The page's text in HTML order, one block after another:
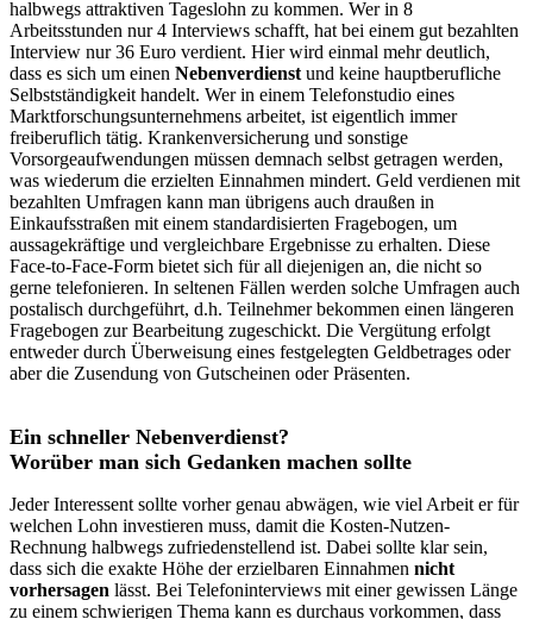
halbwegs attraktiven Tageslohn zu kommen. Wer in 8
Arbeitsstunden nur 4 Interviews schafft, hat bei einem gut bezahlten
Interview nur 36 Euro verdient. Hier wird einmal mehr deutlich,
dass es sich um einen Nebenverdienst und keine hauptberufliche
Selbstständigkeit handelt. Wer in einem Telefonstudio eines
Marktforschungsunternehmens arbeitet, ist eigentlich immer
freiberuflich tätig. Krankenversicherung und sonstige
Vorsorgeaufwendungen müssen demnach selbst getragen werden,
was wiederum die erzielten Einnahmen mindert. Geld verdienen mit
bezahlten Umfragen kann man übrigens auch draußen in
Einkaufsstraßen mit einem standardisierten Fragebogen, um
aussagekräftige und vergleichbare Ergebnisse zu erhalten. Diese
Face-to-Face-Form bietet sich für all diejenigen an, die nicht so
gerne telefonieren. In seltenen Fällen werden solche Umfragen auch
postalisch durchgeführt, d.h. Teilnehmer bekommen einen längeren
Fragebogen zur Bearbeitung zugeschickt. Die Vergütung erfolgt
entweder durch Überweisung eines festgelegten Geldbetrages oder
aber die Zusendung von Gutscheinen oder Präsenten.
Ein schneller Nebenverdienst?
Worüber man sich Gedanken machen sollte
Jeder Interessent sollte vorher genau abwägen, wie viel Arbeit er für
welchen Lohn investieren muss, damit die Kosten-Nutzen-
Rechnung halbwegs zufriedenstellend ist. Dabei sollte klar sein,
dass sich die exakte Höhe der erzielbaren Einnahmen nicht
vorhersagen lässt. Bei Telefoninterviews mit einer gewissen Länge
zu einem schwierigen Thema kann es durchaus vorkommen, dass